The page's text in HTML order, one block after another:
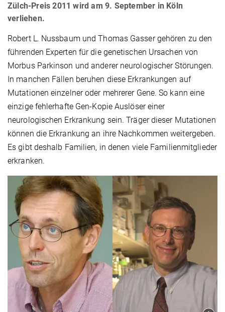
Zülch-Preis 2011 wird am 9. September in Köln
verliehen.
Robert L. Nussbaum und Thomas Gasser gehören zu den
führenden Experten für die genetischen Ursachen von
Morbus Parkinson und anderer neurologischer Störungen.
In manchen Fällen beruhen diese Erkrankungen auf
Mutationen einzelner oder mehrerer Gene. So kann eine
einzige fehlerhafte Gen-Kopie Auslöser einer
neurologischen Erkrankung sein. Träger dieser Mutationen
können die Erkrankung an ihre Nachkommen weitergeben.
Es gibt deshalb Familien, in denen viele Familienmitglieder
erkranken.